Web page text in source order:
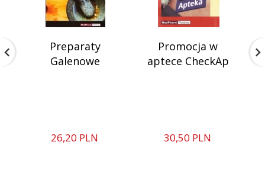
Preparaty
Galenowe
26,20 PLN
Promocja w
aptece CheckAp
30,50 PLN